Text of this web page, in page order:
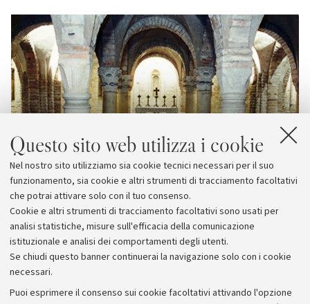
Questo sito web utilizza i cookie
Nel nostro sito utilizziamo sia cookie tecnici necessari per il suo
funzionamento, sia cookie e altri strumenti di tracciamento facoltativi
che potrai attivare solo con il tuo consenso.
Cookie e altri strumenti di tracciamento facoltativi sono usati per
analisi statistiche, misure sull'efficacia della comunicazione
istituzionale e analisi dei comportamenti degli utenti.
Se chiudi questo banner continuerai la navigazione solo con i cookie
necessari.
Puoi esprimere il consenso sui cookie facoltativi attivando l'opzione
Archivio